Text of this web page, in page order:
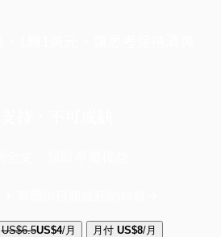
US$6.5US$4/月 月付 US$8/月